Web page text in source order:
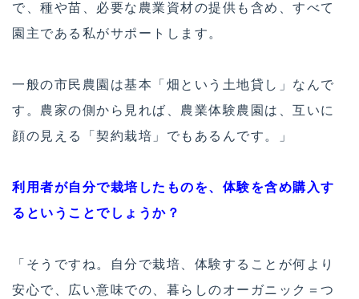
で、種や苗、必要な農業資材の提供も含め、すべて
園主である私がサポートします。
一般の市民農園は基本「畑という土地貸し」なんで
す。農家の側から見れば、農業体験農園は、互いに
顔の見える「契約栽培」でもあるんです。」
利用者が自分で栽培したものを、体験を含め購入す
るということでしょうか？
「そうですね。自分で栽培、体験することが何より
安心で、広い意味での、暮らしのオーガニック＝つ